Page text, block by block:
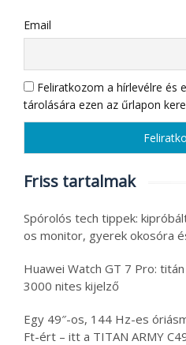
Email
Feliratkozom a hírlevélre és
tárolására ezen az űrlapon
Friss tartalmak
Spórolós tech tippek:
os monitor, gyerek okosóra
Huawei Watch GT 7 Pro:
3000 nites kijelző
Egy 49″-os, 144 Hz-es
Ft-ért – itt a TITAN ARMY